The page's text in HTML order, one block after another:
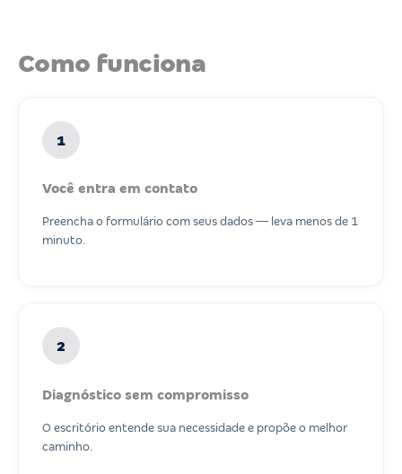
Como funciona
1
Você entra em contato
Preencha o formulário com seus dados — leva menos de 1
minuto.
2
Diagnóstico sem compromisso
O escritório entende sua necessidade e propõe o melhor
caminho.